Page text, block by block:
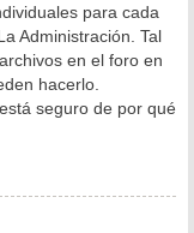
para cada
Administración. Tal
en el foro en
hacerlo.
seguro de por qué